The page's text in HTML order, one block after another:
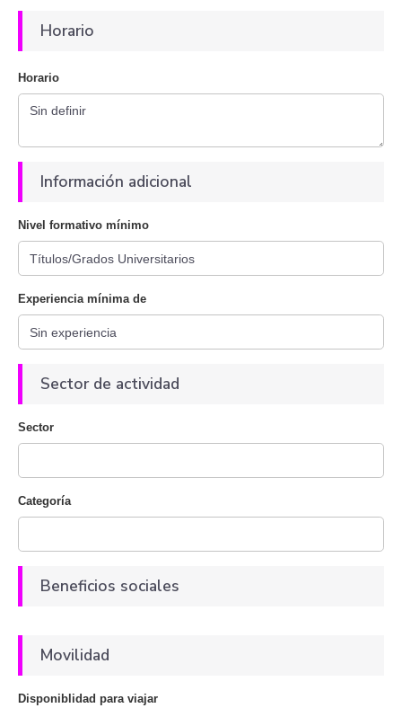
Horario
Horario
Información adicional
Nivel formativo mínimo
Experiencia mínima de
Sector de actividad
Sector
Categoría
Beneficios sociales
Movilidad
Disponiblidad para viajar